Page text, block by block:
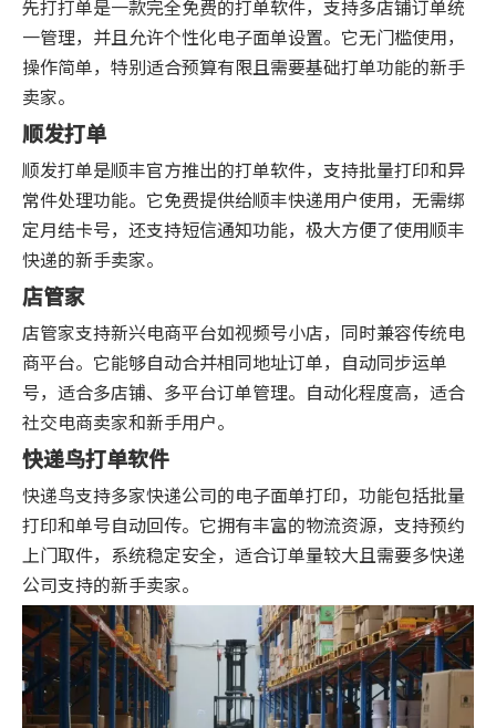
先打打单是一款完全免费的打单软件，支持多店铺订单统
一管理，并且允许个性化电子面单设置。它无门槛使用，
操作简单，特别适合预算有限且需要基础打单功能的新手
卖家。
顺发打单
顺发打单是顺丰官方推出的打单软件，支持批量打印和异
常件处理功能。它免费提供给顺丰快递用户使用，无需绑
定月结卡号，还支持短信通知功能，极大方便了使用顺丰
快递的新手卖家。
店管家
店管家支持新兴电商平台如视频号小店，同时兼容传统电
商平台。它能够自动合并相同地址订单，自动同步运单
号，适合多店铺、多平台订单管理。自动化程度高，适合
社交电商卖家和新手用户。
快递鸟打单软件
快递鸟支持多家快递公司的电子面单打印，功能包括批量
打印和单号自动回传。它拥有丰富的物流资源，支持预约
上门取件，系统稳定安全，适合订单量较大且需要多快递
公司支持的新手卖家。